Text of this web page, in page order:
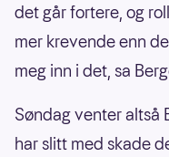
det går fortere, og
mer krevende enn
meg inn i det, sa
Søndag venter altså
har slitt med skade